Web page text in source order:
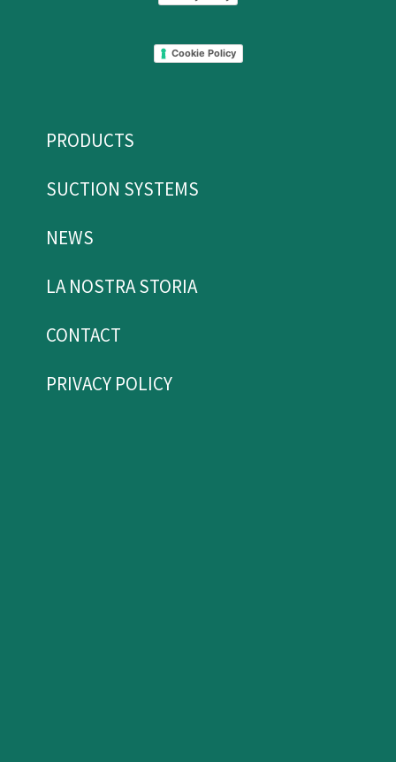
Cookie Policy
PRODUCTS
SUCTION SYSTEMS
NEWS
LA NOSTRA STORIA
CONTACT
PRIVACY POLICY